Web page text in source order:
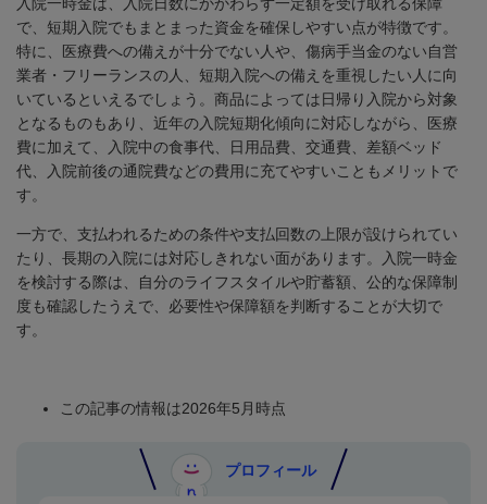
で、短期入院でもまとまった資金を確保しやすい点が特徴です。
特に、医療費への備えが十分でない人や、傷病手当金のない自営
業者・フリーランスの人、短期入院への備えを重視したい人に向
いているといえるでしょう。商品によっては日帰り入院から対象
となるものもあり、近年の入院短期化傾向に対応しながら、医療
費に加えて、入院中の食事代、日用品費、交通費、差額ベッド
代、入院前後の通院費などの費用に充てやすいこともメリットで
す。
一方で、支払われるための条件や支払回数の上限が設けられてい
たり、長期の入院には対応しきれない面があります。入院一時金
を検討する際は、自分のライフスタイルや貯蓄額、公的な保障制
度も確認したうえで、必要性や保障額を判断することが大切で
す。
この記事の情報は2026年5月時点
プロフィール